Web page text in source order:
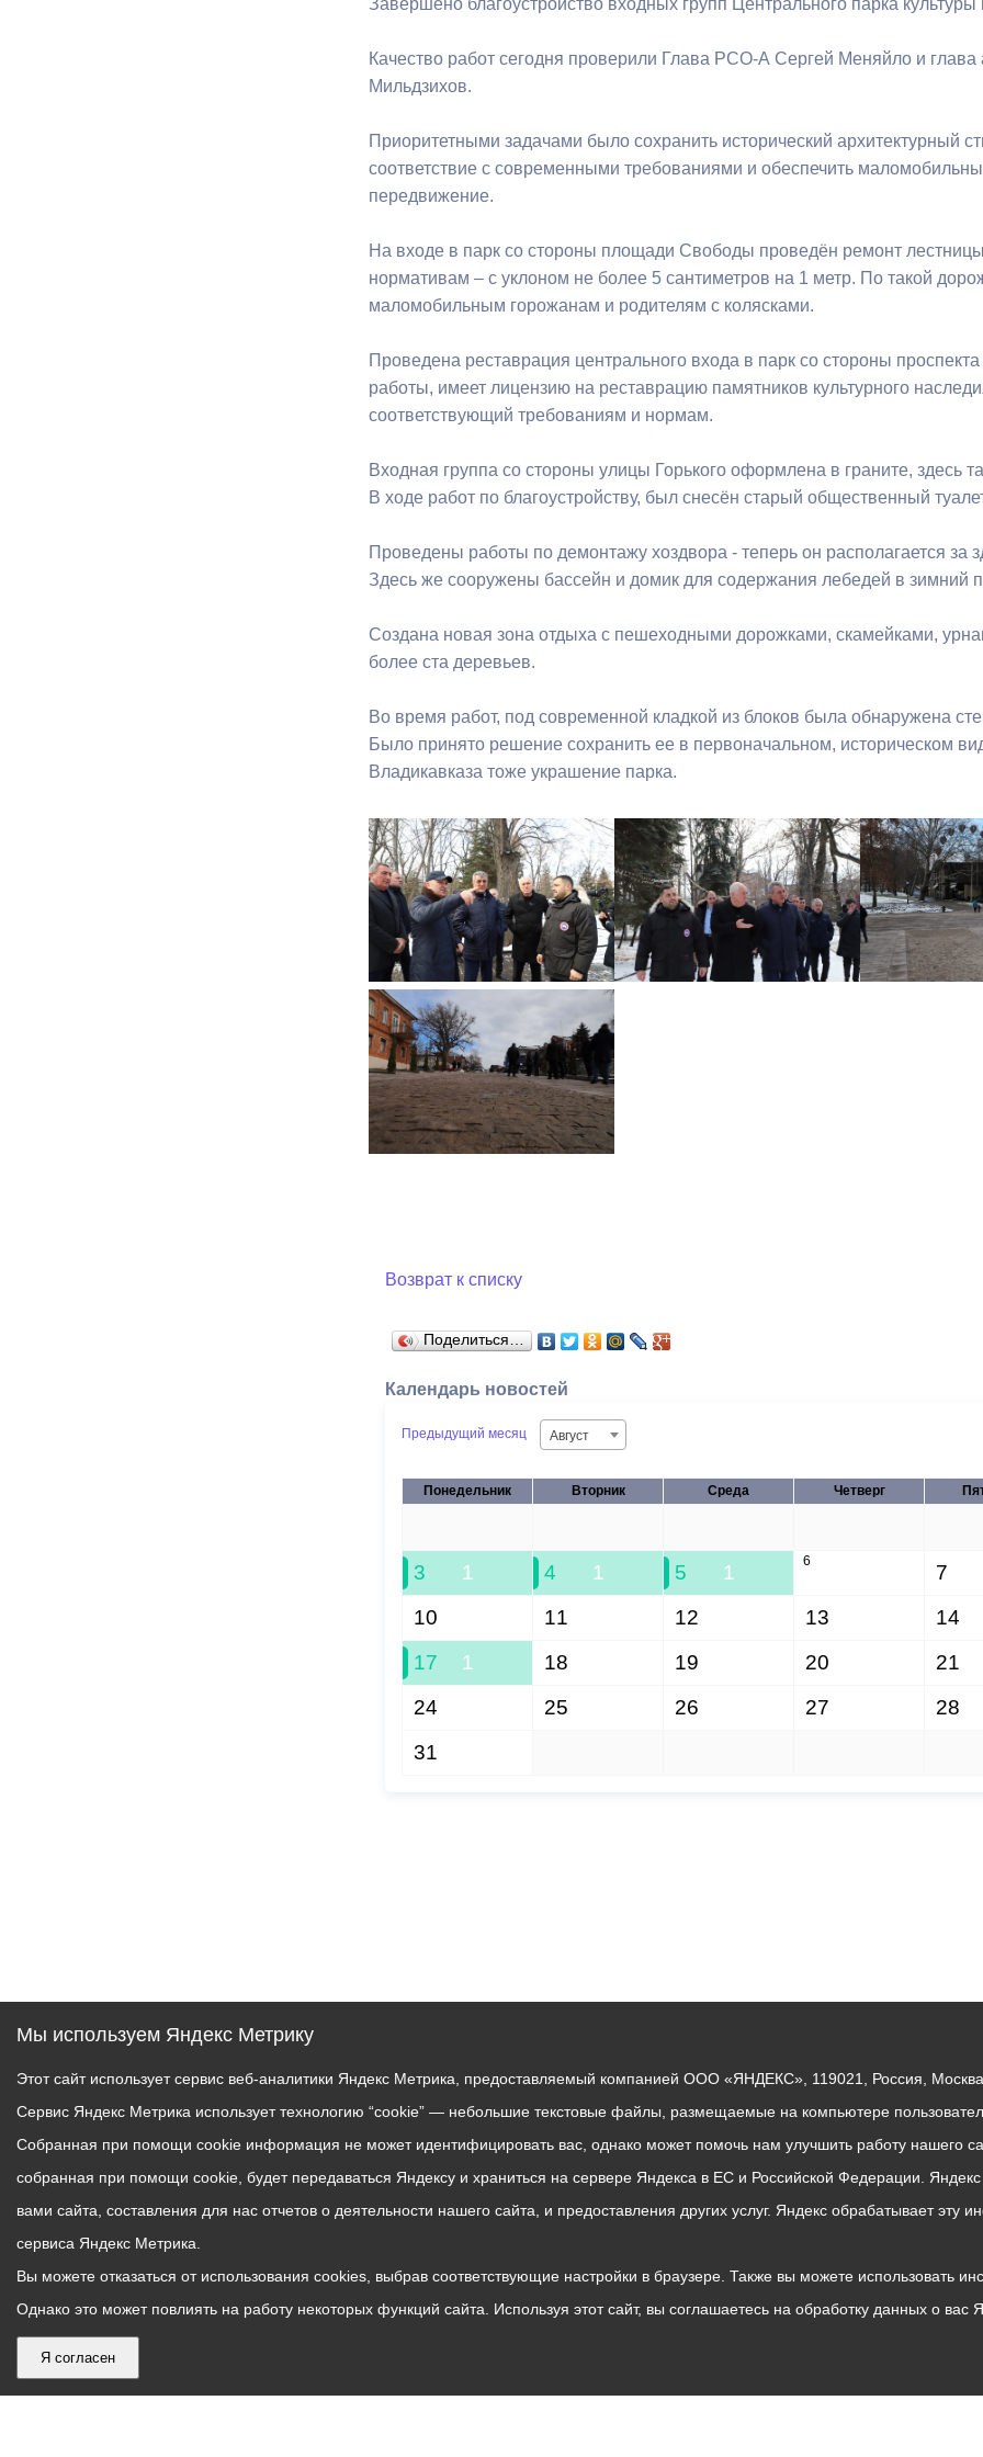
Муниципальный контроль Выборы 2026
Завершено благоустройство входных групп Центрального парка
Качество работ сегодня проверили Глава РСО-А Сергей Меняйло и
Мильдзихов.
Приоритетными задачами было сохранить исторический архитектурный
соответствие с современными требованиями и обеспечить
передвижение.
На входе в парк со стороны площади Свободы проведён ремонт
нормативам – с уклоном не более 5 сантиметров на 1 метр. По такой
маломобильным горожанам и родителям с колясками.
Проведена реставрация центрального входа в парк со стороны
работы, имеет лицензию на реставрацию памятников культурного
соответствующий требованиям и нормам.
Входная группа со стороны улицы Горького оформлена в граните, здесь
В ходе работ по благоустройству, был снесён старый общественный
Проведены работы по демонтажу хоздвора - теперь он располагается за
Здесь же сооружены бассейн и домик для содержания лебедей в зимний
Создана новая зона отдыха с пешеходными дорожками, скамейками,
более ста деревьев.
Во время работ, под современной кладкой из блоков была обнаружена
Было принято решение сохранить ее в первоначальном, историческом
Владикавказа тоже украшение парка.
Возврат к списку
Поделиться…
Календарь новостей
Предыдущий месяц Август
Понедельник Вторник Среда Четверг
3 1 4 1 5 1 6 7
10 11 12 13 14
17 1 18 19 20 21
24 25 26 27 28
31
Мы используем Яндекс Метрику
Этот сайт использует сервис веб-аналитики Яндекс Метрика, предоставляемый компанией ООО «ЯНДЕКС», 119021, Россия,
Сервис Яндекс Метрика использует технологию “cookie” — небольшие текстовые файлы, размещаемые на компьютере
Собранная при помощи cookie информация не может идентифицировать вас, однако может помочь нам улучшить работу нашего
собранная при помощи cookie, будет передаваться Яндексу и храниться на сервере Яндекса в ЕС и Российской Федерации.
вами сайта, составления для нас отчетов о деятельности нашего сайта, и предоставления других услуг. Яндекс обрабатывает
сервиса Яндекс Метрика.
Вы можете отказаться от использования cookies, выбрав соответствующие настройки в браузере. Также вы можете использовать
Однако это может повлиять на работу некоторых функций сайта. Используя этот сайт, вы соглашаетесь на обработку данных о
Я согласен